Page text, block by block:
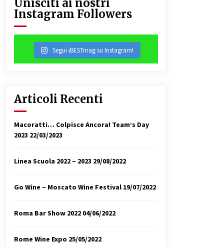
31/07/2018
Unisciti ai nostri
Instagram Followers
Segui iBESTmag su Instagram!
Articoli Recenti
Macoratti… Colpisce Ancora! Team’s Day
2023 22/03/2023
Linea Scuola 2022 – 2023 29/08/2022
Go Wine – Moscato Wine Festival 19/07/2022
Roma Bar Show 2022 04/06/2022
Rome Wine Expo 25/05/2022